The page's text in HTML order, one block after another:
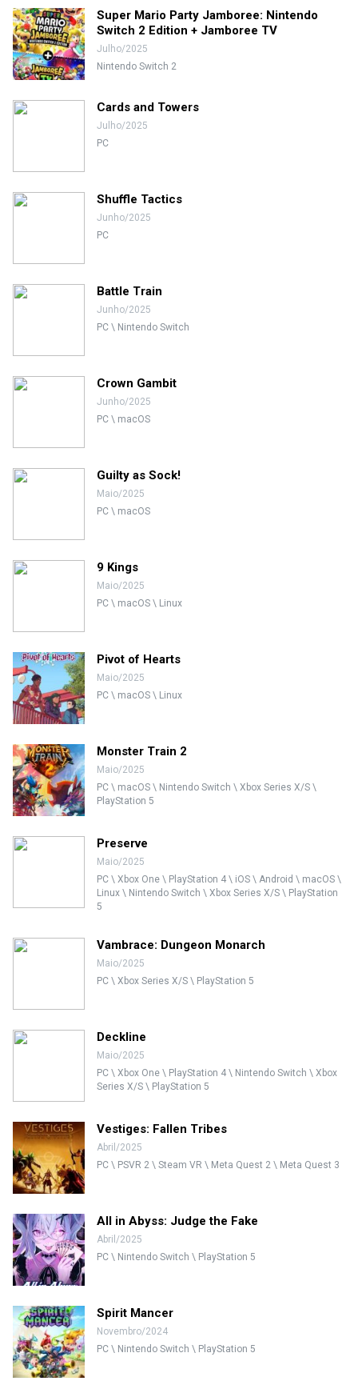
Super Mario Party Jamboree: Nintendo
Switch 2 Edition + Jamboree TV
Julho/2025
Nintendo Switch 2
Cards and Towers
Julho/2025
PC
Shuffle Tactics
Junho/2025
PC
Battle Train
Junho/2025
PC \ Nintendo Switch
Crown Gambit
Junho/2025
PC \ macOS
Guilty as Sock!
Maio/2025
PC \ macOS
9 Kings
Maio/2025
PC \ macOS \ Linux
Pivot of Hearts
Maio/2025
PC \ macOS \ Linux
Monster Train 2
Maio/2025
PC \ macOS \ Nintendo Switch \ Xbox Series X/S \
PlayStation 5
Preserve
Maio/2025
PC \ Xbox One \ PlayStation 4 \ iOS \ Android \ macOS \
Linux \ Nintendo Switch \ Xbox Series X/S \ PlayStation
5
Vambrace: Dungeon Monarch
Maio/2025
PC \ Xbox Series X/S \ PlayStation 5
Deckline
Maio/2025
PC \ Xbox One \ PlayStation 4 \ Nintendo Switch \ Xbox
Series X/S \ PlayStation 5
Vestiges: Fallen Tribes
Abril/2025
PC \ PSVR 2 \ Steam VR \ Meta Quest 2 \ Meta Quest 3
All in Abyss: Judge the Fake
Abril/2025
PC \ Nintendo Switch \ PlayStation 5
Spirit Mancer
Novembro/2024
PC \ Nintendo Switch \ PlayStation 5